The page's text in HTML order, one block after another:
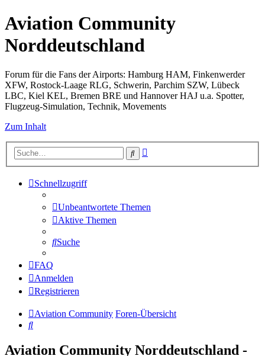
Aviation Community
Norddeutschland
Forum für die Fans der Airports: Hamburg HAM, Finkenwerder
XFW, Rostock-Laage RLG, Schwerin, Parchim SZW, Lübeck
LBC, Kiel KEL, Bremen BRE und Hannover HAJ u.a. Spotter,
Flugzeug-Simulation, Technik, Movements
Zum Inhalt
Suche
Schnellzugriff
Unbeantwortete Themen
Aktive Themen
Suche
FAQ
Anmelden
Registrieren
Aviation Community Foren-Übersicht
Suche
Aviation Community Norddeutschland -